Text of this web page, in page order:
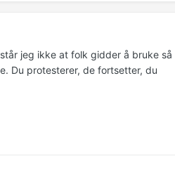
jeg ikke at folk gidder å bruke så
Du protesterer, de fortsetter, du